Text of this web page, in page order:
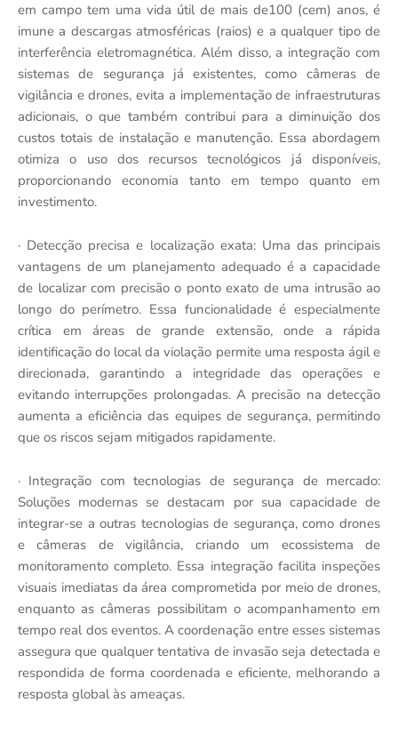
em campo tem uma vida útil de mais de100 (cem) anos, é
imune a descargas atmosféricas (raios) e a qualquer tipo de
interferência eletromagnética. Além disso, a integração com
sistemas de segurança já existentes, como câmeras de
vigilância e drones, evita a implementação de infraestruturas
adicionais, o que também contribui para a diminuição dos
custos totais de instalação e manutenção. Essa abordagem
otimiza o uso dos recursos tecnológicos já disponíveis,
proporcionando economia tanto em tempo quanto em
investimento.
· Detecção precisa e localização exata: Uma das principais
vantagens de um planejamento adequado é a capacidade
de localizar com precisão o ponto exato de uma intrusão ao
longo do perímetro. Essa funcionalidade é especialmente
crítica em áreas de grande extensão, onde a rápida
identificação do local da violação permite uma resposta ágil e
direcionada, garantindo a integridade das operações e
evitando interrupções prolongadas. A precisão na detecção
aumenta a eficiência das equipes de segurança, permitindo
que os riscos sejam mitigados rapidamente.
· Integração com tecnologias de segurança de mercado:
Soluções modernas se destacam por sua capacidade de
integrar-se a outras tecnologias de segurança, como drones
e câmeras de vigilância, criando um ecossistema de
monitoramento completo. Essa integração facilita inspeções
visuais imediatas da área comprometida por meio de drones,
enquanto as câmeras possibilitam o acompanhamento em
tempo real dos eventos. A coordenação entre esses sistemas
assegura que qualquer tentativa de invasão seja detectada e
respondida de forma coordenada e eficiente, melhorando a
resposta global às ameaças.